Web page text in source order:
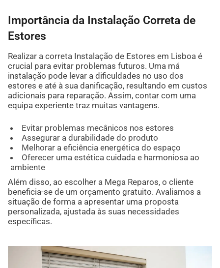
Importância da Instalação Correta de
Estores
Realizar a correta Instalação de Estores em Lisboa é
crucial para evitar problemas futuros. Uma má
instalação pode levar a dificuldades no uso dos
estores e até à sua danificação, resultando em custos
adicionais para reparação. Assim, contar com uma
equipa experiente traz muitas vantagens.
Evitar problemas mecânicos nos estores
Assegurar a durabilidade do produto
Melhorar a eficiência energética do espaço
Oferecer uma estética cuidada e harmoniosa ao
ambiente
Além disso, ao escolher a Mega Reparos, o cliente
beneficia-se de um orçamento gratuito. Avaliamos a
situação de forma a apresentar uma proposta
personalizada, ajustada às suas necessidades
específicas.